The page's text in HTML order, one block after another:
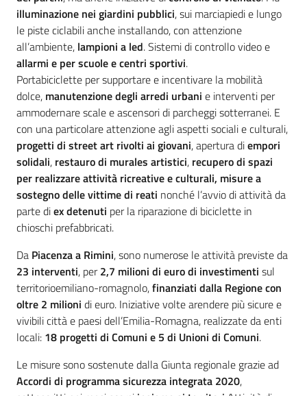
illuminazione nei giardini pubblici, sui marciapiedi e lungo
le piste ciclabili anche installando, con attenzione
all’ambiente, lampioni a led. Sistemi di controllo video e
allarmi e per scuole e centri sportivi.
Portabiciclette per supportare e incentivare la mobilità
dolce, manutenzione degli arredi urbani e interventi per
ammodernare scale e ascensori di parcheggi sotterranei. E
con una particolare attenzione agli aspetti sociali e culturali,
progetti di street art rivolti ai giovani, apertura diempori
solidali, restauro di murales artistici, recupero di spazi
per realizzare attività ricreative e culturali, misure a
sostegno delle vittime di reati nonché l’avvio di attività da
parte diex detenuti per la riparazione di biciclette in
chioschi prefabbricati.
Da Piacenza a Rimini, sono numerose le attività previste da
23 interventi, per2,7 milioni di euro di investimenti sul
territorioemiliano-romagnolo,finanziati dalla Regione con
oltre 2 milioni di euro. Iniziative volte arendere più sicure e
vivibili città e paesi dell’Emilia-Romagna, realizzate da enti
locali: 18 progetti di Comuni e 5 di Unioni di Comuni.
Le misure sono sostenute dalla Giunta regionale grazie ad
Accordi di programma sicurezza integrata 2020,